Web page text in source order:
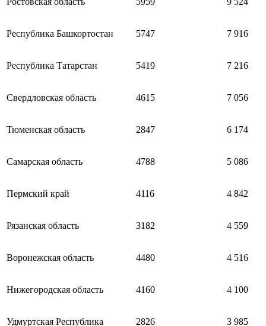
Республика Башкортостан 5747 7 916
Республика Татарстан 5419 7 216
Свердловская область 4615 7 056
Тюменская область 2847 6 174
Самарская область 4788 5 086
Пермский край 4116 4 842
Рязанская область 3182 4 559
Воронежская область 4480 4 516
Нижегородская область 4160 4 100
Удмуртская Республика 2826 3 985